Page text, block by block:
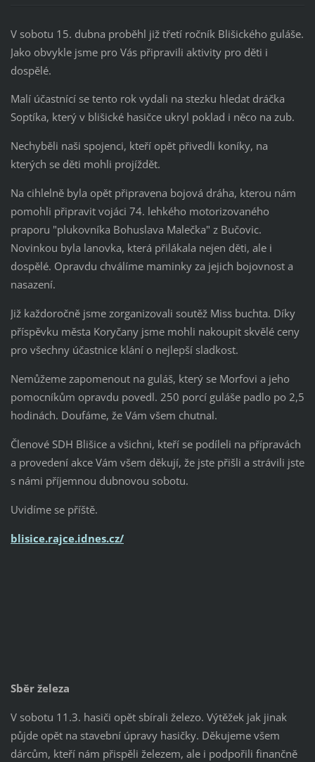
V sobotu 15. dubna proběhl již třetí ročník Blišického guláše.
Jako obvykle jsme pro Vás připravili aktivity pro děti i
dospělé.
Malí účastnící se tento rok vydali na stezku hledat dráčka
Soptíka, který v blišické hasičce ukryl poklad i něco na zub.
Nechyběli naši spojenci, kteří opět přivedli koníky, na
kterých se děti mohli projíždět.
Na cihlelně byla opět připravena bojová dráha, kterou nám
pomohli připravit vojáci 74. lehkého motorizovaného
praporu "plukovníka Bohuslava Malečka" z Bučovic.
Novinkou byla lanovka, která přilákala nejen děti, ale i
dospělé. Opravdu chválíme maminky za jejich bojovnost a
nasazení.
Již každoročně jsme zorganizovali soutěž Miss buchta. Díky
příspěvku města Koryčany jsme mohli nakoupit skvělé ceny
pro všechny účastnice klání o nejlepší sladkost.
Nemůžeme zapomenout na guláš, který se Morfovi a jeho
pomocníkům opravdu povedl. 250 porcí guláše padlo po 2,5
hodinách. Doufáme, že Vám všem chutnal.
Členové SDH Blišice a všichni, kteří se podíleli na přípravách
a provedení akce Vám všem děkují, že jste přišli a strávili jste
s námi příjemnou dubnovou sobotu.
Uvidíme se příště.
blisice.rajce.idnes.cz/
Sběr železa
V sobotu 11.3. hasiči opět sbírali železo. Výtěžek jak jinak
půjde opět na stavební úpravy hasičky. Děkujeme všem
dárcům, kteří nám přispěli železem, ale i podpořili finančně